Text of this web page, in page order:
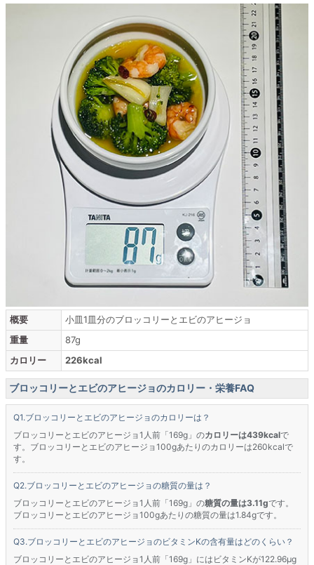
概要
小皿1皿分のブロッコリーとエビのアヒージョ
重量
87g
カロリー
226kcal
ブロッコリーとエビのアヒージョのカロリー・栄養FAQ
ブロッコリーとエビのアヒージョのカロリーは？
ブロッコリーとエビのアヒージョ1人前「169g」のカロリーは439kcalで
す。ブロッコリーとエビのアヒージョ100gあたりのカロリーは260kcalで
す。
ブロッコリーとエビのアヒージョの糖質の量は？
ブロッコリーとエビのアヒージョ1人前「169g」の糖質の量は3.11gです。
ブロッコリーとエビのアヒージョ100gあたりの糖質の量は1.84gです。
ブロッコリーとエビのアヒージョのビタミンKの含有量はどのくらい？
ブロッコリーとエビのアヒージョ1人前「169g」にはビタミンKが122.96μg